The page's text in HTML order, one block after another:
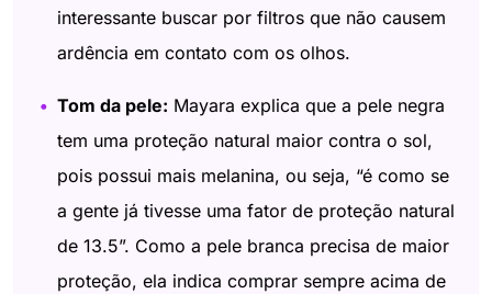
interessante buscar por filtros que não causem
ardência em contato com os olhos.
Tom da pele: Mayara explica que a pele negra
tem uma proteção natural maior contra o sol,
pois possui mais melanina, ou seja, “é como se
a gente já tivesse uma fator de proteção natural
de 13.5”. Como a pele branca precisa de maior
proteção, ela indica comprar sempre acima de